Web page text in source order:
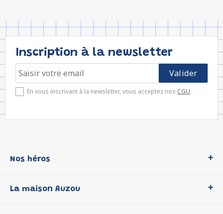
Inscription à la newsletter
En vous inscrivant à la newsletter, vous acceptez nos CGU.
Nos héros
P'tit Loup
La maison Auzou